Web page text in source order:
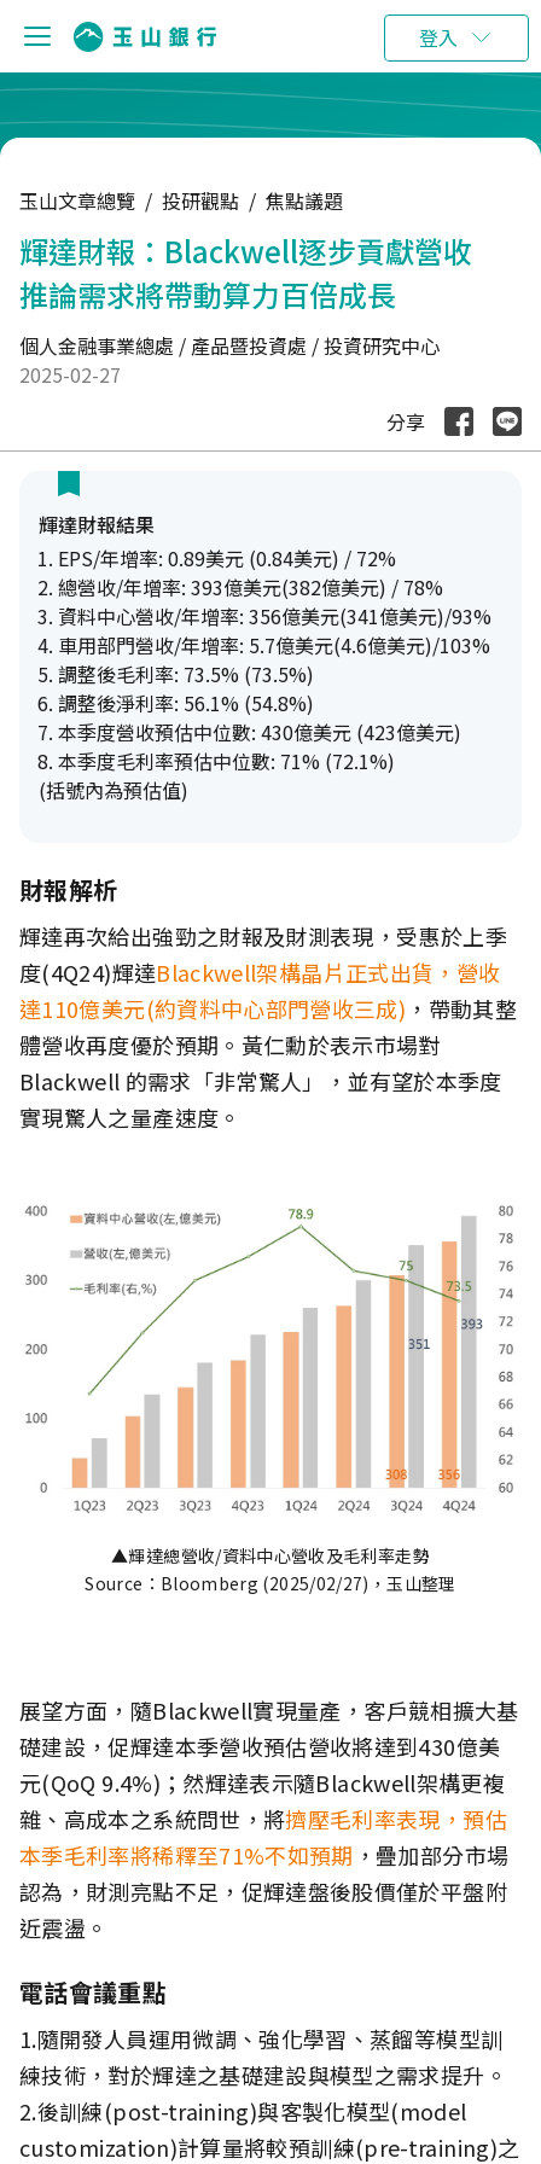
登入
玉山文章總覽 / 投研觀點 / 焦點議題
輝達財報：Blackwell逐步貢獻營收
推論需求將帶動算力百倍成長
個人金融事業總處 / 產品暨投資處 / 投資研究中心
2025-02-27
分享
輝達財報結果
EPS/年增率: 0.89美元 (0.84美元) / 72%
總營收/年增率: 393億美元(382億美元) / 78%
資料中心營收/年增率: 356億美元(341億美元)/93%
車用部門營收/年增率: 5.7億美元(4.6億美元)/103%
調整後毛利率: 73.5% (73.5%)
調整後淨利率: 56.1% (54.8%)
本季度營收預估中位數: 430億美元 (423億美元)
本季度毛利率預估中位數: 71% (72.1%)
(括號內為預估值)
財報解析
輝達再次給出強勁之財報及財測表現，受惠於上季
度(4Q24)輝達Blackwell架構晶片正式出貨，營收
達110億美元(約資料中心部門營收三成) ，帶動其整
體營收再度優於預期。黃仁勳於表示市場對
Blackwell 的需求「非常驚人」，並有望於本季度
實現驚人之量產速度。
▲輝達總營收/資料中心營收及毛利率走勢
Source：Bloomberg (2025/02/27)，玉山整理
展望方面，隨Blackwell實現量產，客戶競相擴大基
礎建設，促輝達本季營收預估營收將達到430億美
元(QoQ 9.4%)；然輝達表示隨Blackwell架構更複
雜、高成本之系統問世，將擠壓毛利率表現，預估
本季毛利率將稀釋至71%不如預期 ，疊加部分市場
認為，財測亮點不足，促輝達盤後股價僅於平盤附
近震盪。
電話會議重點
1.隨開發人員運用微調、強化學習、蒸餾等模型訓
練技術，對於輝達之基礎建設與模型之需求提升。
2.後訓練(post-training)與客製化模型(model
customization)計算量將較預訓練(pre-training)之